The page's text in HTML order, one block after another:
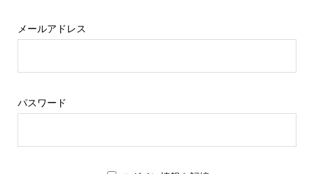
メールアドレス
パスワード